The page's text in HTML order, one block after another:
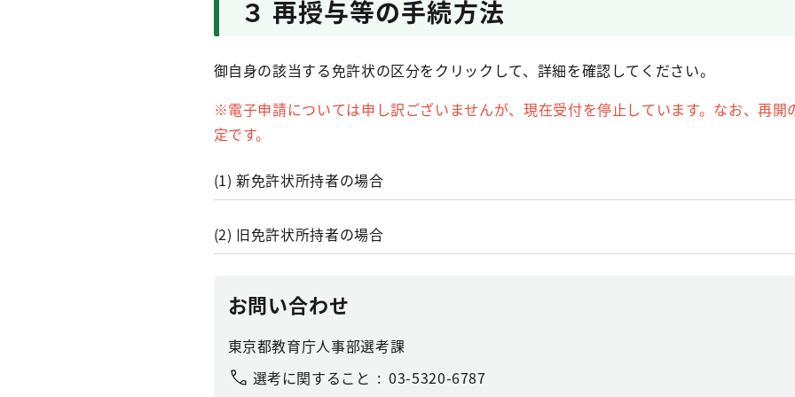
３ 再授与等の手続方法
御自身の該当する免許状の区分をクリックして、詳細を確認してください。
※電子申請については申し訳ございませんが、現在受付を停止しています。なお、再開
定です。
(1) 新免許状所持者の場合
(2) 旧免許状所持者の場合
お問い合わせ
東京都教育庁人事部選考課
選考に関すること
03-5320-6787